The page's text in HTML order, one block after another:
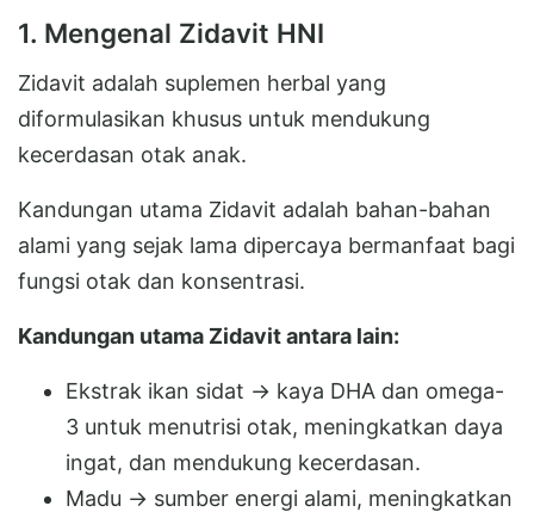
1. Mengenal Zidavit HNI
Zidavit adalah suplemen herbal yang
diformulasikan khusus untuk mendukung
kecerdasan otak anak.
Kandungan utama Zidavit adalah bahan-bahan
alami yang sejak lama dipercaya bermanfaat bagi
fungsi otak dan konsentrasi.
Kandungan utama Zidavit antara lain:
Ekstrak ikan sidat → kaya DHA dan omega-
3 untuk menutrisi otak, meningkatkan daya
ingat, dan mendukung kecerdasan.
Madu → sumber energi alami, meningkatkan